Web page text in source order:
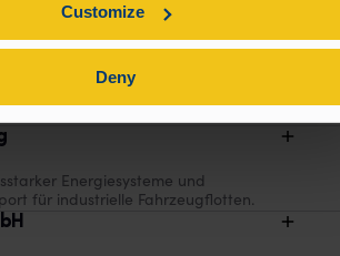
Customize
Deny
für Logistik und
Energiesysteme und
für industrielle Fahrzeugflotten.